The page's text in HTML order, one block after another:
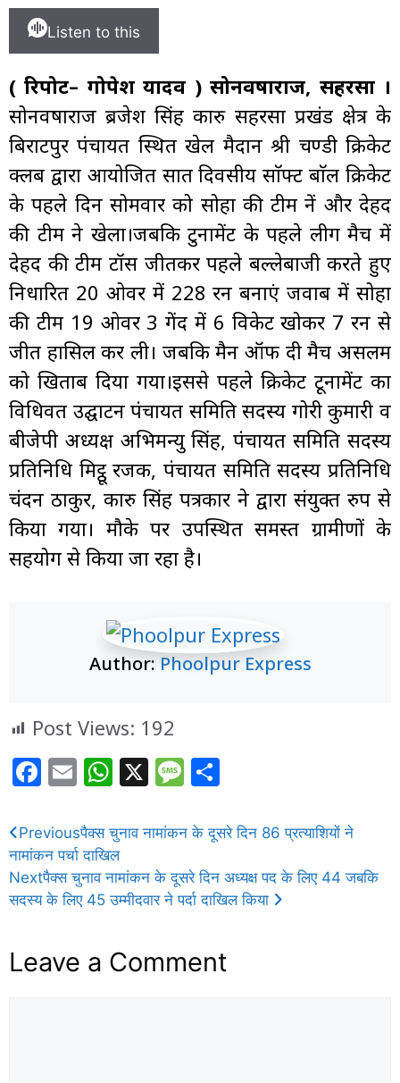
Listen to this
( रिपोर्ट– गोपेश यादव ) सोनवर्षाराज, सहरसा ।
सोनवर्षाराज ब्रजेश सिंह कारु सहरसा प्रखंड क्षेत्र के
बिराटपुर पंचायत स्थित खेल मैदान श्री चण्डी क्रिकेट
क्लब द्वारा आयोजित सात दिवसीय साॅफ्ट बाॅल क्रिकेट
के पहले दिन सोमवार को सोहा की टीम नें और देहद
की टीम ने खेला।जबकि टुर्नामेंट के पहले लीग मैच में
देहद की टीम टॉस जीतकर पहले बल्लेबाजी करते हुए
निर्धारित 20 ओवर में 228 रन बनाएं जवाब में सोहा
की टीम 19 ओवर 3 गेंद में 6 विकेट खोकर 7 रन से
जीत हासिल कर ली। जबकि मैन ऑफ दी मैच असलम
को खिताब दिया गया।इससे पहले क्रिकेट टूर्नामेंट का
विधिवत उद्घाटन पंचायत समिति सदस्य गोरी कुमारी व
बीजेपी अध्यक्ष अभिमन्यु सिंह, पंचायत समिति सदस्य
प्रतिनिधि मिट्ठू रजक, पंचायत समिति सदस्य प्रतिनिधि
चंदन ठाकुर, कारु सिंह पत्रकार ने द्वारा संयुक्त रुप से
किया गया। मौके पर उपस्थित समस्त ग्रामीणों के
सहयोग से किया जा रहा है।
Author:Phoolpur Express
Post Views: 192
F
c
e
b
o
k
E
ai
l
W
at
s
A
p
p
X M
ss
g
e
ar
Previousपैक्स चुनाव नामांकन के दूसरे दिन 86 प्रत्याशियों ने
नामांकन पर्चा दाखिल
Nextपैक्स चुनाव नामांकन के दूसरे दिन अध्यक्ष पद के लिए 44 जबकि
सदस्य के लिए 45 उम्मीदवार ने पर्दा दाखिल किया
Leave a Comment